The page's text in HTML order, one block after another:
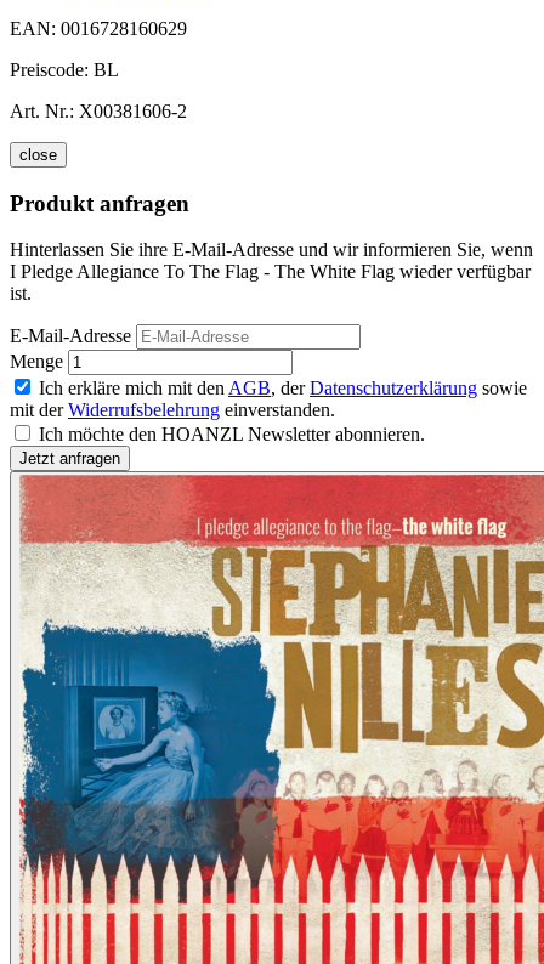
EAN: 0016728160629
Preiscode: BL
Art. Nr.: X00381606-2
close
Produkt anfragen
Hinterlassen Sie ihre E-Mail-Adresse und wir informieren Sie, wenn
I Pledge Allegiance To The Flag - The White Flag wieder verfügbar
ist.
E-Mail-Adresse
Menge
Ich erkläre mich mit den AGB, derDatenschutzerklärung sowie
mit derWiderrufsbelehrung einverstanden.
Ich möchte den HOANZL Newsletter abonnieren.